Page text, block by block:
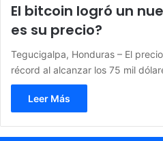
El bitcoin logró un
es su precio?
Tegucigalpa, Honduras – El
récord al alcanzar los 75 mil
Leer Más